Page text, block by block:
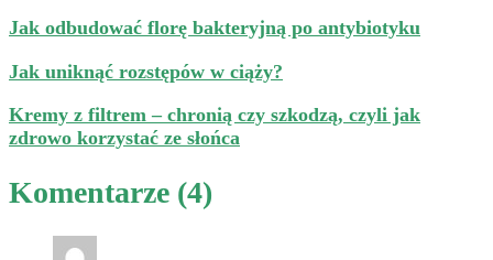
Jak odbudować florę bakteryjną po antybiotyku
Jak uniknąć rozstępów w ciąży?
Kremy z filtrem – chronią czy szkodzą, czyli jak
zdrowo korzystać ze słońca
Komentarze (4)